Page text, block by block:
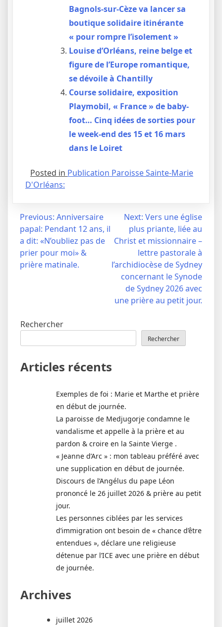
Bagnols-sur-Cèze va lancer sa
boutique solidaire itinérante
« pour rompre l’isolement »
Louise d’Orléans, reine belge et
figure de l’Europe romantique,
se dévoile à Chantilly
Course solidaire, exposition
Playmobil, « France » de baby-
foot… Cinq idées de sorties pour
le week-end des 15 et 16 mars
dans le Loiret
Posted in Publication Paroisse Sainte-Marie
D'Orléans:
Navigation
l’article
Previous: Anniversaire
papal: Pendant 12 ans, il
a dit: «N’oubliez pas de
prier pour moi» &
prière matinale.
Next: Vers une église
plus priante, liée au
Christ et missionnaire –
lettre pastorale à
l’archidiocèse de Sydney
concernant le Synode
de Sydney 2026 avec
une prière au petit jour.
Rechercher
Rechercher
Articles récents
Exemples de foi : Marie et Marthe et prière
en début de journée.
La paroisse de Medjugorje condamne le
vandalisme et appelle à la prière et au
pardon & croire en la Sainte Vierge .
« Jeanne d’Arc » : mon tableau préféré avec
une supplication en début de journée.
Discours de l’Angélus du pape Léon
prononcé le 26 juillet 2026 & prière au petit
jour.
Les personnes ciblées par les services
d’immigration ont besoin de « chance d’être
entendues », déclare une religieuse
détenue par l’ICE avec une prière en début
de journée.
Archives
juillet 2026